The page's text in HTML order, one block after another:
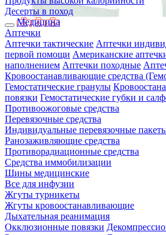
Десерты в поход
Медицина
Аптечки
Аптечки тактические Аптечки
первой помощи Американские
наполнением Аптечки походные
Кровоостанавливающие средства
Гемостатические гранулы
повязки Гемостатические губки и
Противоожоговые средства
Перевязочные средства
Индивидуальные перевязочные
Ранозаживляющие средства
Противорадиационные средства
Средства иммобилизации
Шины медицинские
Все для инфузии
Жгуты турникеты
Жгуты кровоостанавливающие
Дыхательная реанимация
Окклюзионные повязки